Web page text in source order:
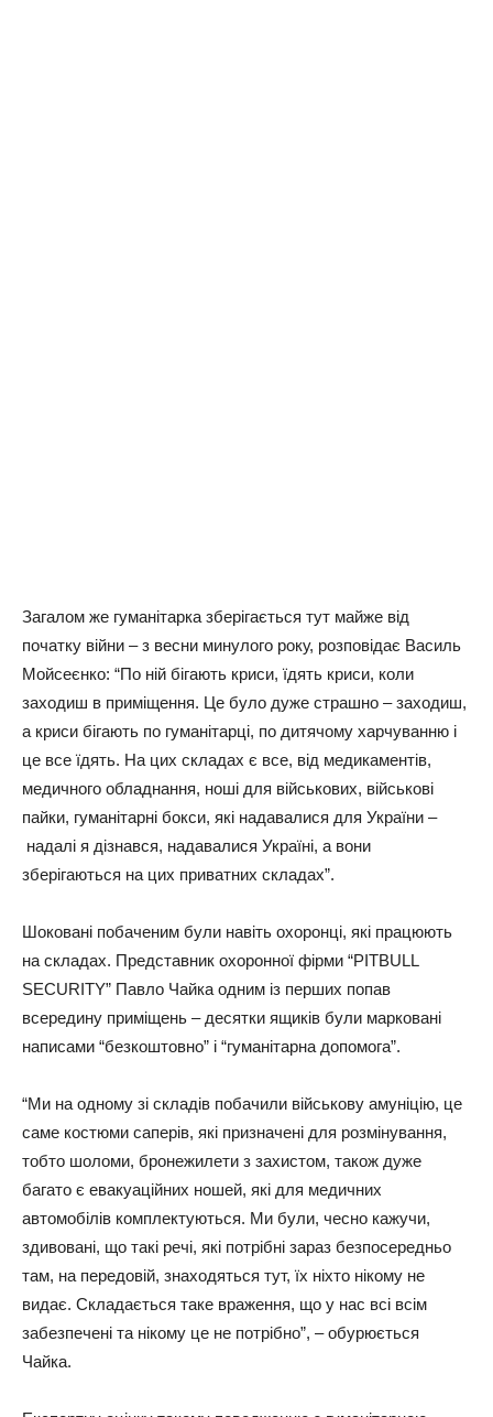
Загалом же гуманітарка зберігається тут майже від
початку війни – з весни минулого року, розповідає Василь
Мойсеєнко: “По ній бігають криси, їдять криси, коли
заходиш в приміщення. Це було дуже страшно – заходиш,
а криси бігають по гуманітарці, по дитячому харчуванню і
це все їдять. На цих складах є все, від медикаментів,
медичного обладнання, ноші для військових, військові
пайки, гуманітарні бокси, які надавалися для України –
надалі я дізнався, надавалися Україні, а вони
зберігаються на цих приватних складах”.
Шоковані побаченим були навіть охоронці, які працюють
на складах. Представник охоронної фірми “PITBULL
SECURITY” Павло Чайка одним із перших попав
всередину приміщень – десятки ящиків були марковані
написами “безкоштовно” і “гуманітарна допомога”.
“Ми на одному зі складів побачили військову амуніцію, це
саме костюми саперів, які призначені для розмінування,
тобто шоломи, бронежилети з захистом, також дуже
багато є евакуаційних ношей, які для медичних
автомобілів комплектуються. Ми були, чесно кажучи,
здивовані, що такі речі, які потрібні зараз безпосередньо
там, на передовій, знаходяться тут, їх ніхто нікому не
видає. Складається таке враження, що у нас всі всім
забезпечені та нікому це не потрібно”, – обурюється
Чайка.